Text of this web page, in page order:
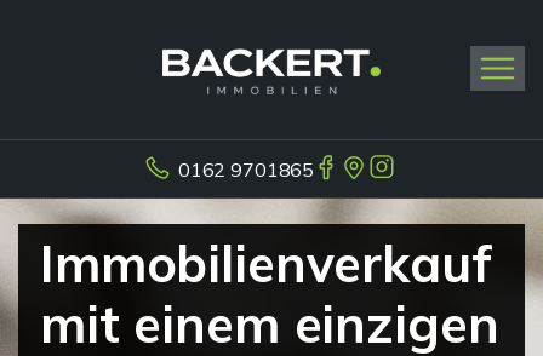
0162 9701865
Immobilienverkauf
mit einem einzigen